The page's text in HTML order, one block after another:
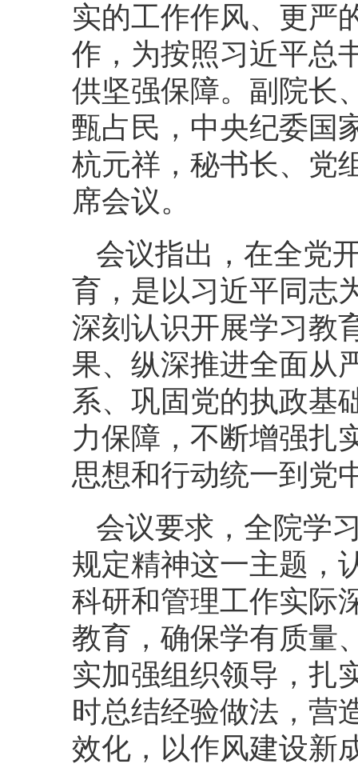
实的工作作风、更严
作，为按照习近平总
供坚强保障。副院长
甄占民，中央纪委国
杭元祥，秘书长、党
席会议。
会议指出，在全党
育，是以习近平同志
深刻认识开展学习教
果、纵深推进全面从
系、巩固党的执政基
力保障，不断增强扎
思想和行动统一到党
会议要求，全院学
规定精神这一主题，
科研和管理工作实际
教育，确保学有质量
实加强组织领导，扎
时总结经验做法，营
效化，以作风建设新